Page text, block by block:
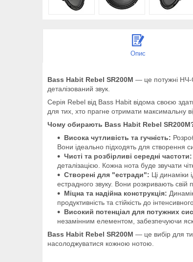
Опис
Bass Habit Rebel SR200M — це потужні НЧ-
деталізований звук.
Серія Rebel від Bass Habit відома своєю
для тих, хто прагне отримати максимальну
Чому обирають Bass Habit Rebel
Висока чутливість та гучність:
Вони ідеально підходять для створення
Чисті та розбірливі середні частоти:
деталізацією. Кожна нота буде звучати
Створені для "естради": Ці динаміки
естрадного звуку. Вони розкривають
Міцна та надійна конструкція:
продуктивність та стійкість до
Високий потенціал для потужних
незамінним елементом, забезпечуючи
Bass Habit Rebel SR200M — це вибір для
насолоджуватися кожною нотою.